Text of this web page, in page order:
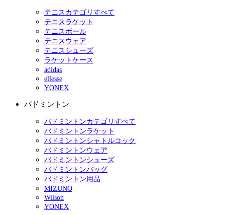
テニスカテゴリすべて
テニスラケット
テニスボール
テニスウェア
テニスシューズ
ラケットケース
adidas
ellesse
YONEX
バドミントン
バドミントンカテゴリすべて
バドミントンラケット
バドミントンシャトルコック
バドミントンウェア
バドミントンシューズ
バドミントンバッグ
バドミントン用品
MIZUNO
Wilson
YONEX